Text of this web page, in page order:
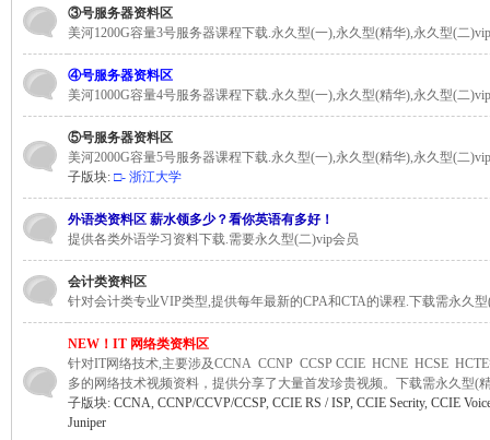
站)
③号服务器资料区
美河1200G容量3号服务器课程下载.永久型(一),永久型(精华),永久型(二
④号服务器资料区
美河1000G容量4号服务器课程下载.永久型(一),永久型(精华),永久型(二
⑤号服务器资料区
美河2000G容量5号服务器课程下载.永久型(一),永久型(精华),永久型(二
子版块: □- 浙江大学
外语类资料区 薪水领多少？看你英语有多好！
提供各类外语学习资料下载.需要永久型(二)vip会员
会计类资料区
针对会计类专业VIP类型,提供每年最新的CPA和CTA的课程.下载需永久
NEW！IT 网络类资料区
针对IT网络技术,主要涉及CCNA CCNP CCSP CCIE HCNE HCSE
多的网络技术视频资料，提供分享了大量首发珍贵视频。下载需永久型(
子版块: CCNA, CCNP/CCVP/CCSP, CCIE RS / ISP, CCIE Secrity, CCIE
Juniper